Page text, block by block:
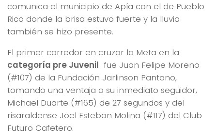
comunica el municipio de Apía con el de Pueblo
Rico donde la brisa estuvo fuerte y la lluvia
también se hizo presente.
El primer corredor en cruzar la Meta en la
categoría pre Juvenil fue Juan Felipe Moreno
(#107) de la Fundación Jarlinson Pantano,
tomando una ventaja a su inmediato seguidor,
Michael Duarte (#165) de 27 segundos y del
risaraldense Joel Esteban Molina (#117) del Club
Futuro Cafetero.